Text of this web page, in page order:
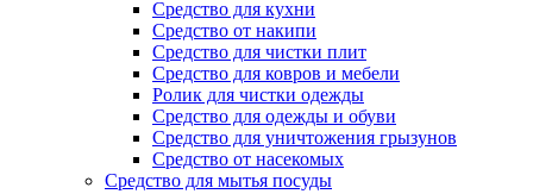
Средство для кухни
Средство от накипи
Средство для чистки плит
Средство для ковров и мебели
Ролик для чистки одежды
Средство для одежды и обуви
Средство для уничтожения грызунов
Средство от насекомых
Средство для мытья посуды